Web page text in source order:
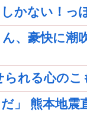
かない！っ
、豪快に潮
れる心の
」 熊本地震